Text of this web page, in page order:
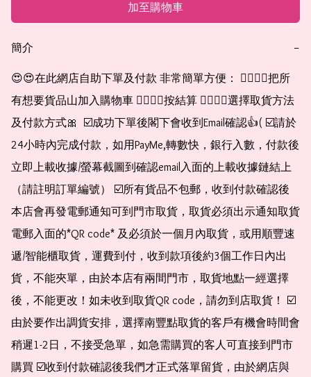
加至購物車
簡介 −
😍😍在此網店自助下單及付款 非常簡單方便： 👉🏻👉🏻把所
有想要貨品山加入購物車 👉🏻👉🏻按結算 👉🏻👉🏻選擇取貨方法
及付款方式🎀  ☑️成功下單後閣下會收到Email確認👍( ☑️請於
24小時內完成付款，如用PayMe,轉數快，銀行入數，付款後
立即上載收據/螢幕截圖到確認email入面的上載收據鏈結上
（請註明訂單編號） ☑️所有貨品不包郵，收到付款確認後
本店會再發電郵通知可到門市取貨，取貨必須出示通知取貨
電郵入面的*QR code* 及必須於一個月內取貨，或用順豐速
遞/智能櫃取貨，運費到付，收到款項後約3個工作日內出
貨，不能夾單，由於本店有兩間門市，取貨地點一經選擇
後，不能更改！如未收到取貨QR code，請勿到店取貨！ ☑️
由於要作出調貨安排，選擇南豐點取貨的客戶有機會時間會
稍遲1-2日，不接受急單，如急需購買的客人可直接到門市
購買 ☑️收到付款確認後我們才正式落單留貨，由於網店與